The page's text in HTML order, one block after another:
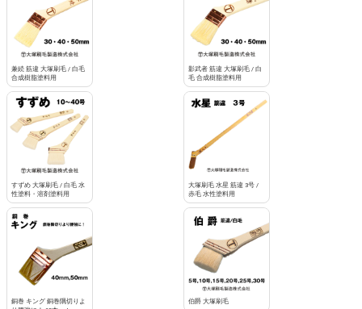
兼続 筋違 大塚刷毛 / 白毛
合成樹脂塗料用
影武者 筋違 大塚刷毛 / 白
毛 合成樹脂塗料用
すずめ 大塚刷毛 / 白毛 水
性塗料・溶剤塗料用
大塚刷毛 水星 筋違 3号 /
赤毛 水性塗料用
銅巻 キング 銅巻隅切りよ
伯爵 大塚刷毛